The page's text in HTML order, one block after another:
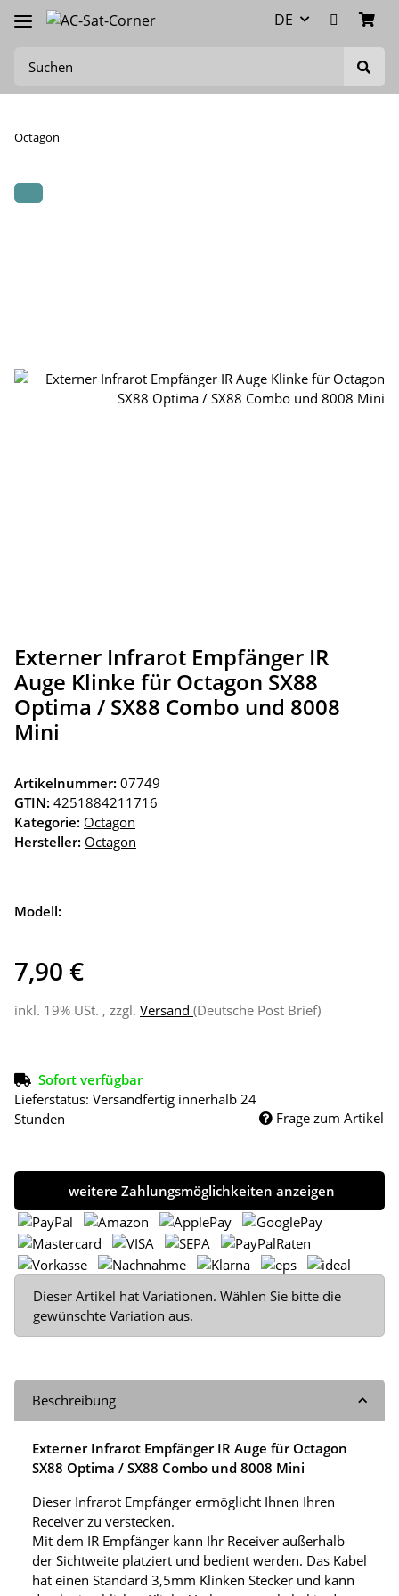
DE
Octagon
Externer Infrarot Empfänger IR
Auge Klinke für Octagon SX88
Optima / SX88 Combo und 8008
Mini
Artikelnummer: 07749
GTIN: 4251884211716
Kategorie: Octagon
Hersteller: Octagon
Modell:
7,90 €
inkl. 19% USt. , zzgl. Versand (Deutsche Post Brief)
Sofort verfügbar
Lieferstatus: Versandfertig innerhalb 24
Stunden
Frage zum Artikel
weitere Zahlungsmöglichkeiten anzeigen
x
Dieser Artikel hat Variationen. Wählen Sie bitte die
gewünschte Variation aus.
Beschreibung
Externer Infrarot Empfänger IR Auge für Octagon
SX88 Optima / SX88 Combo und 8008 Mini
Dieser Infrarot Empfänger ermöglicht Ihnen Ihren
Receiver zu verstecken.
Mit dem IR Empfänger kann Ihr Receiver außerhalb
der Sichtweite platziert und bedient werden. Das Kabel
hat einen Standard 3,5mm Klinken Stecker und kann